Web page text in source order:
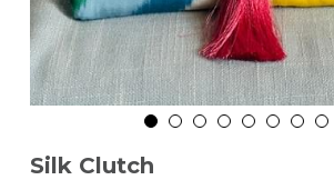
Silk Clutch